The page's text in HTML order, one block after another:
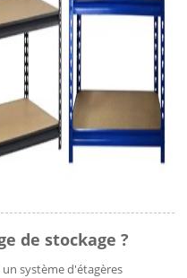
de stockage ?
un système d'étagères